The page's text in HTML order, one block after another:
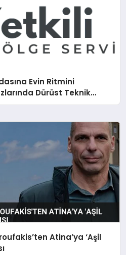
Evin Ritmini
Dürüst Teknik
Atina’ya ‘Aşil